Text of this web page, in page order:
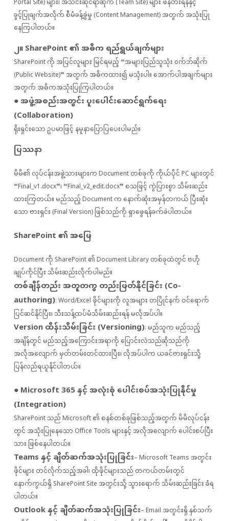
ခွင့်ပြုချက်အလိုက် စီမံခန့်ခွဲမှု (Content Management) အတွက် အသုံးပြု
နေကြပါတယ်။
၂။ SharePoint ၏ အဓိက ရည်ရွယ်ချက်များ
SharePoint ကို အပြင်လူများ မြင်ရမည့် “အများပြည်သူသုံး ၀က်ဘ်ဆိုက်
(Public Website)” အတွက် အဓိကထား၍ မသုံးပါ။ အောက်ပါအချက်များ
အတွက် အဓိကအသုံးပြုကြပါတယ်။
● အဖွဲ့အစည်းအတွင်း ပူးပေါင်းဆောင်ရွက်ရေး
(Collaboration)
ရိုးရှင်းသော ဥပမာဖြင့် နမူနာပြောပြပေးပါမည်။
ပြဿနာ
မိမိ၏ လုပ်ငန်းအဖွဲ့သားများက Document တစ်ခုကို ကိုယ်ပိုင် PC များတွင်
“Final_v1.docx”၊ “Final_v2_edit.docx” စသဖြင့် ကွဲပြားစွာ သိမ်းဆည်း
ထားကြတယ်။ မည်သည့် Document က နောက်ဆုံးအမှန်တကယ် ပြီးဆုံး
သော ဗားရှင်း (Final Version) ဖြစ်သည်ကို ရှာဖွေရန်ခက်ခဲပါတယ်။
SharePoint ၏ အဖြေ
Document ကို SharePoint ၏ Document Library တစ်ခုထဲတွင် ဗဟို
ချုပ်ကိုင်ပြီး သိမ်းဆည်းလိုက်ပါမည်။
တစ်ချိန်တည်း အတူတကွ တည်းဖြတ်နိုင်ခြင်း (Co-
authoring): Word/Excel ဖိုင်များကို လူအများ တပြိုင်နက် ဝင်ရောက်
ပြင်ဆင်နိုင်ပြီး၊ သီးသန့်ထပ်မံသိမ်းဆည်းရန် မလိုအပ်ပါ။
Version ထိန်းသိမ်းခြင်း (Versioning): မည်သူက မည်သည့်
အချိန်တွင် မည်သည့်အကြောင်းအရာကို ပြောင်းလဲသည်ဆိုသည်ကို
အလိုအလျောက် မှတ်တမ်းတင်ထားပြီး၊ လိုအပ်ပါက ယခင်ဗားရှင်းသို့
ပြန်လည်ရယူနိုင်ပါတယ်။
● Microsoft 365 နှင့် အလုံးစုံ ပေါင်းစပ်အသုံးပြုနိုင်မှု
(Integration)
SharePoint သည် Microsoft ၏ စနစ်တစ်ခုဖြစ်သည့်အတွက် မိမိလုပ်ငန်း
တွင် အသုံးပြုနေသော Office Tools များနှင့် အလိုအလျောက် ပေါင်းစပ်ပြီး
သား ဖြစ်နေပါတယ်။
Teams နှင့် ချိတ်ဆက်အသုံးပြုခြင်း– Microsoft Teams အတွင်း
ဖိုင်များ တင်လိုက်သည့်အခါ၊ ထိုဖိုင်များသည် တကယ်တမ်းတွင်
နောက်ကွယ်ရှိ SharePoint Site အတွင်းသို့ သွားရောက် သိမ်းဆည်းခြင်း ခံရ
ပါတယ်။
Outlook နှင့် ချိတ်ဆက်အသုံးပြုခြင်း– Email အတွင်းရှိ နှစ်သက်